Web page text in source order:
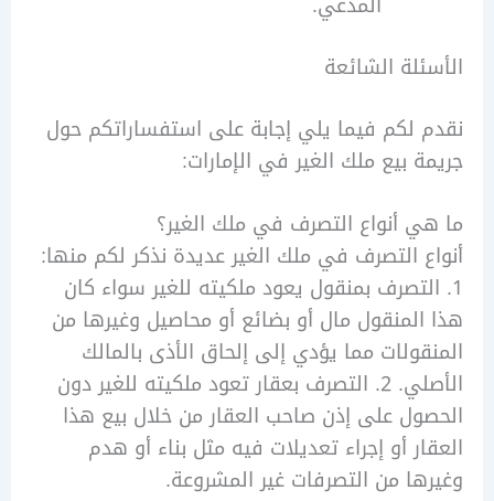
الشائعة
فيما يلي إجابة على استفساراتكم حول
بيع ملك الغير في الإمارات:
أنواع التصرف في ملك الغير؟
التصرف في ملك الغير عديدة نذكر لكم منها:
بمنقول يعود ملكيته للغير سواء كان
مال أو بضائع أو محاصيل وغيرها من
مما يؤدي إلى إلحاق الأذى بالمالك
الأصلي. 2. التصرف بعقار تعود ملكيته للغير دون
على إذن صاحب العقار من خلال بيع هذا
أو إجراء تعديلات فيه مثل بناء أو هدم
من التصرفات غير المشروعة.